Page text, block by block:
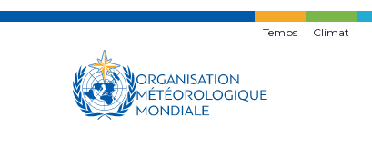
Skip
Temps Climat